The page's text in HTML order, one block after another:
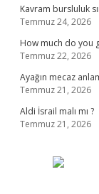
Kavram bursluluk
Temmuz 24, 2026
How much do you
Temmuz 22, 2026
Ayağın mecaz
Temmuz 21, 2026
Aldi İsrail malı mı ?
Temmuz 21, 2026